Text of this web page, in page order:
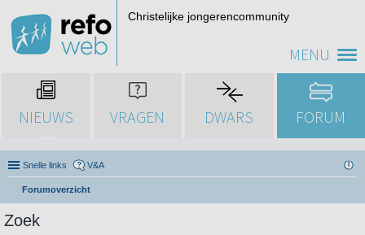
MENU
Christelijke jongerencommunity
NIEUWS VRAGEN DWARS FORUM
Snelle links V&A
Forumoverzicht
Zoek